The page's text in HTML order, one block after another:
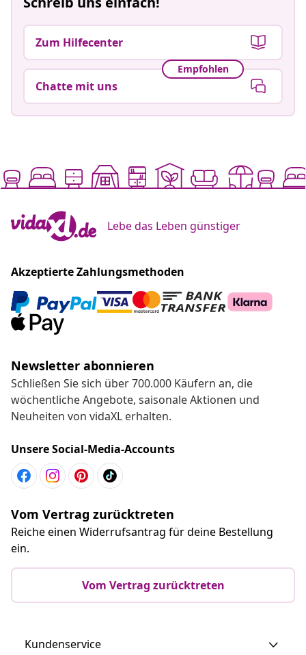
Zum Hilfecenter
Empfohlen
Chatte mit uns
Lebe das Leben günstiger
Akzeptierte Zahlungsmethoden
Newsletter abonnieren
Schließen Sie sich über 700.000 Käufern an, die
wöchentliche Angebote, saisonale Aktionen und
Neuheiten von vidaXL erhalten.
Unsere Social-Media-Accounts
Vom Vertrag zurücktreten
Reiche einen Widerrufsantrag für deine Bestellung
ein.
Vom Vertrag zurücktreten
Kundenservice